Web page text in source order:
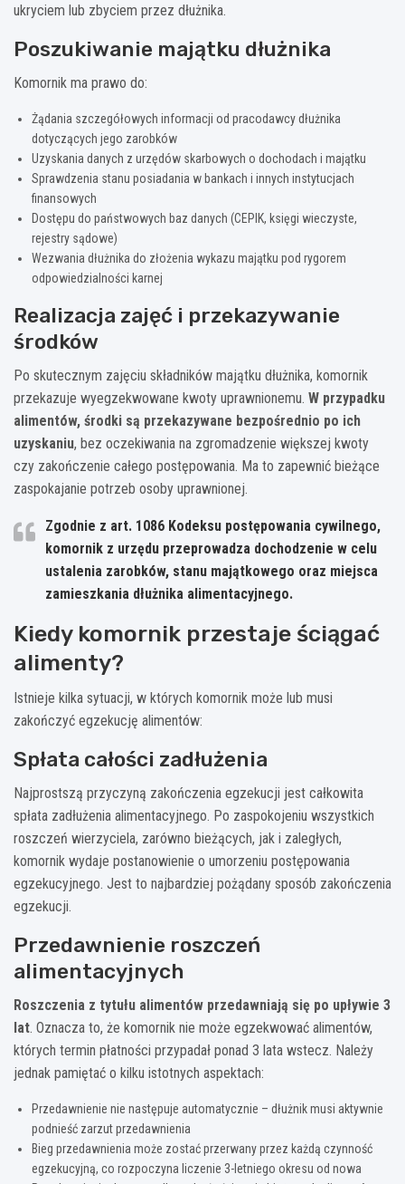
ukryciem lub zbyciem przez dłużnika.
Poszukiwanie majątku dłużnika
Komornik ma prawo do:
Żądania szczegółowych informacji od pracodawcy dłużnika
dotyczących jego zarobków
Uzyskania danych z urzędów skarbowych o dochodach i majątku
Sprawdzenia stanu posiadania w bankach i innych instytucjach
finansowych
Dostępu do państwowych baz danych (CEPIK, księgi wieczyste,
rejestry sądowe)
Wezwania dłużnika do złożenia wykazu majątku pod rygorem
odpowiedzialności karnej
Realizacja zajęć i przekazywanie
środków
Po skutecznym zajęciu składników majątku dłużnika, komornik
przekazuje wyegzekwowane kwoty uprawnionemu. W przypadku
alimentów, środki są przekazywane bezpośrednio po ich
uzyskaniu, bez oczekiwania na zgromadzenie większej kwoty
czy zakończenie całego postępowania. Ma to zapewnić bieżące
zaspokajanie potrzeb osoby uprawnionej.
Zgodnie z art. 1086 Kodeksu postępowania cywilnego,
komornik z urzędu przeprowadza dochodzenie w celu
ustalenia zarobków, stanu majątkowego oraz miejsca
zamieszkania dłużnika alimentacyjnego.
Kiedy komornik przestaje ściągać
alimenty?
Istnieje kilka sytuacji, w których komornik może lub musi
zakończyć egzekucję alimentów:
Spłata całości zadłużenia
Najprostszą przyczyną zakończenia egzekucji jest całkowita
spłata zadłużenia alimentacyjnego. Po zaspokojeniu wszystkich
roszczeń wierzyciela, zarówno bieżących, jak i zaległych,
komornik wydaje postanowienie o umorzeniu postępowania
egzekucyjnego. Jest to najbardziej pożądany sposób zakończenia
egzekucji.
Przedawnienie roszczeń
alimentacyjnych
Roszczenia z tytułu alimentów przedawniają się po upływie 3
lat. Oznacza to, że komornik nie może egzekwować alimentów,
których termin płatności przypadał ponad 3 lata wstecz. Należy
jednak pamiętać o kilku istotnych aspektach:
Przedawnienie nie następuje automatycznie – dłużnik musi aktywnie
podnieść zarzut przedawnienia
Bieg przedawnienia może zostać przerwany przez każdą czynność
egzekucyjną, co rozpoczyna liczenie 3-letniego okresu od nowa